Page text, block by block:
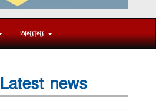
অন্যান্য
Latest news